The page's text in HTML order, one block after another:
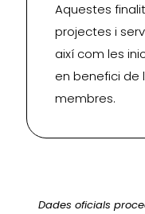
Aquestes
projectes i
així com les
en benefici de
membres.
Dades oficials